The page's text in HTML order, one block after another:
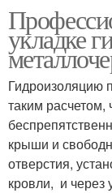
укладке
Гидроизоляцию
таким расчетом,
крыши и
отверстия,
кровли, и через